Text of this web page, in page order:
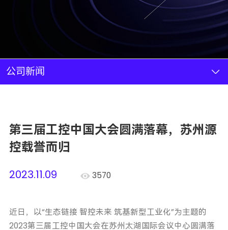
商务模式
新闻资讯
加入我们
公司新闻
第三届工控中国大会圆满落幕，苏州源
控载誉而归
2023.11.09
3570
近日，以“生态链接 智控未来 筑基新型工业化”为主题的
2023第三届工控中国大会在苏州太湖国际会议中心圆满落